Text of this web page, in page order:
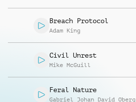
Breach Protocol
Adam King
Civil Unrest
Mike McGuill
Feral Nature
Gabriel Johan David Oberg